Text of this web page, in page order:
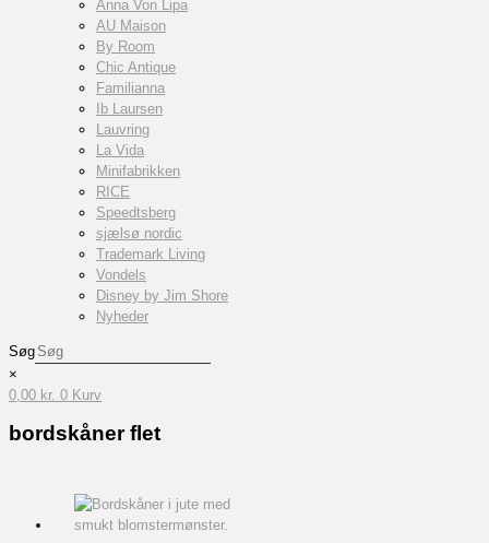
Anna Von Lipa
AU Maison
By Room
Chic Antique
Familianna
Ib Laursen
Lauvring
La Vida
Minifabrikken
RICE
Speedtsberg
sjælsø nordic
Trademark Living
Vondels
Disney by Jim Shore
Nyheder
Søg
×
0,00 kr. 0 Kurv
bordskåner flet